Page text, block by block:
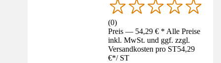
(0)
Preis — 54,29 € * Alle Preise
inkl. MwSt. und ggf. zzgl.
Versandkosten pro ST54,29
€*/ ST